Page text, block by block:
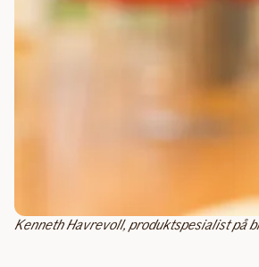
Kenneth Havrevoll, produktspesialist på